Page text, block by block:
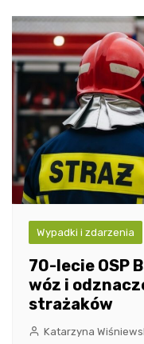
Wypadki i zdarzenia
70-lecie OSP
wóz i
strażaków
Katarzyna